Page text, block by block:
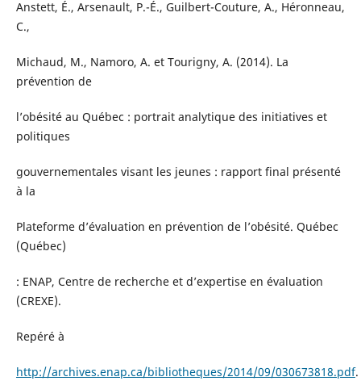
Anstett, É., Arsenault, P.-É., Guilbert-Couture, A., Héronneau,
C.,
Michaud, M., Namoro, A. et Tourigny, A. (2014). La
prévention de
l’obésité au Québec : portrait analytique des initiatives et
politiques
gouvernementales visant les jeunes : rapport final présenté
à la
Plateforme d’évaluation en prévention de l’obésité. Québec
(Québec)
: ENAP, Centre de recherche et d’expertise en évaluation
(CREXE).
Repéré à
http://archives.enap.ca/bibliotheques/2014/09/030673818.pdf.